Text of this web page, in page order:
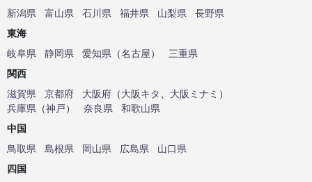
新潟県
富山県 石川県 福井県 山梨県
長野県
東海
岐阜県
静岡県 愛知県 （名古屋）
三重県
関西
滋賀県
京都府 大阪府 （大阪キタ 大阪ミナミ ）
兵庫県 （神戸） 奈良県
和歌山県
中国
鳥取県
島根県 岡山県 広島県
山口県
四国